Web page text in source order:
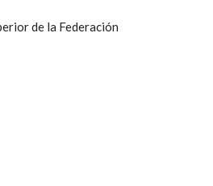
de la Federación